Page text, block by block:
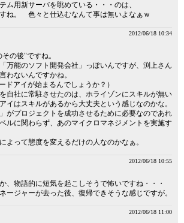
ム用新サーバを眺めている・・・のは、
ね。 色々と仕込むなんて事は無いよなぁｗ
2012/06/18 10:34
の後"ですね。
万能のソフト開発会社」っぽいんですが、渕上さん
わないんですかね。
ドアイが始まるんでしょうか？）
自社に常駐させたのは、ホライゾンにスキルが無い
イはスキルがあるから大丈夫という感じなのかな。
がプロジェクトを成功させるために必要なのであれ
ルに関わらず、あのマイクロマネジメントを実施す
よって態度を変えるだけの人なのかなぁ。
2012/06/18 10:55
、物語的に短気を起こしそうで怖いですね・・・
ージャーが去った後、復帰できそうな感じですが。
2012/06/18 11:00